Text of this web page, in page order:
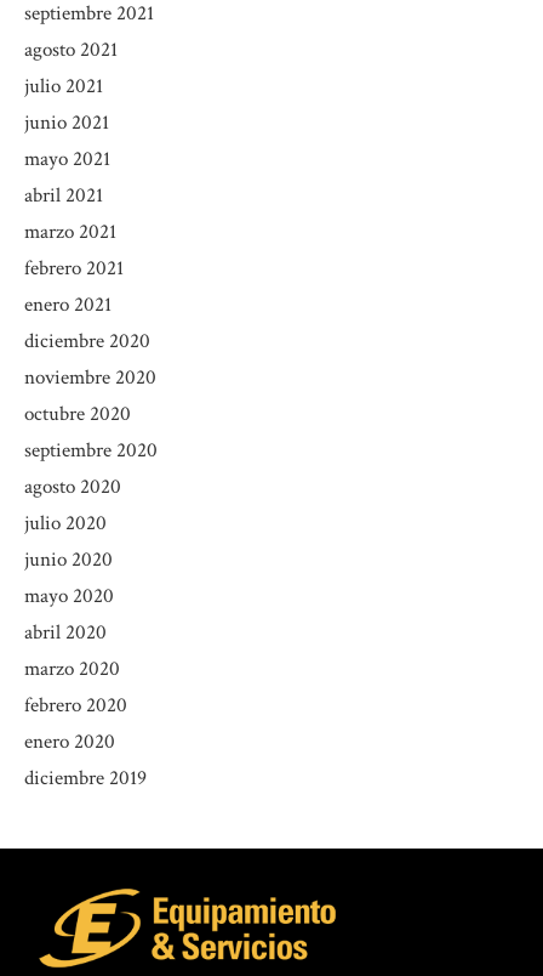
septiembre 2021
agosto 2021
julio 2021
junio 2021
mayo 2021
abril 2021
marzo 2021
febrero 2021
enero 2021
diciembre 2020
noviembre 2020
octubre 2020
septiembre 2020
agosto 2020
julio 2020
junio 2020
mayo 2020
abril 2020
marzo 2020
febrero 2020
enero 2020
diciembre 2019